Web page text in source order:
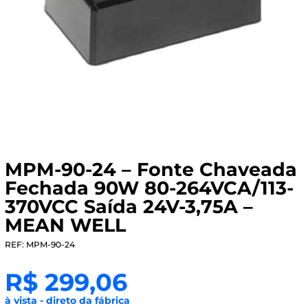
MPM-90-24 – Fonte Chaveada
Fechada 90W 80-264VCA/113-
370VCC Saída 24V-3,75A –
MEAN WELL
REF: MPM-90-24
R$299,06
à vista - direto da fábrica